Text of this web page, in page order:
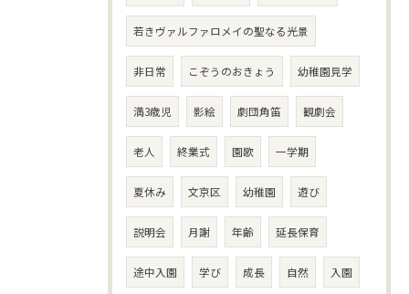
若きヴァルファロメイの聖なる光景
非日常 こぞうのおきょう 幼稚園見学
満3歳児 影絵 劇団角笛 観劇会
老人 終業式 園歌 一学期
夏休み 文京区 幼稚園 遊び
説明会 月謝 年齢 延長保育
途中入園 学び 成長 自然 入園